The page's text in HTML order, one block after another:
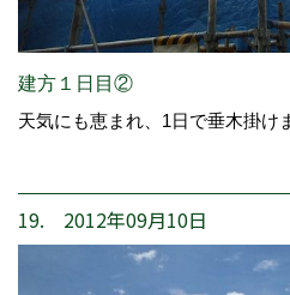
建方１日目②
天気にも恵まれ、1日で垂木掛け
19. 2012年09月10日